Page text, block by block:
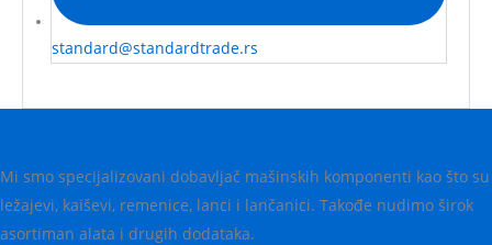
standard@standardtrade.rs
Mi smo specijalizovani dobavljač mašinskih komponenti kao što su
ležajevi, kaiševi, remenice, lanci i lančanici. Takođe nudimo širok
asortiman alata i drugih dodataka.